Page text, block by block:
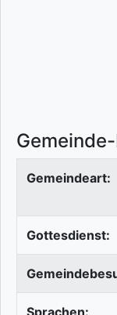
Gemeindeart:
Gottesdienst: